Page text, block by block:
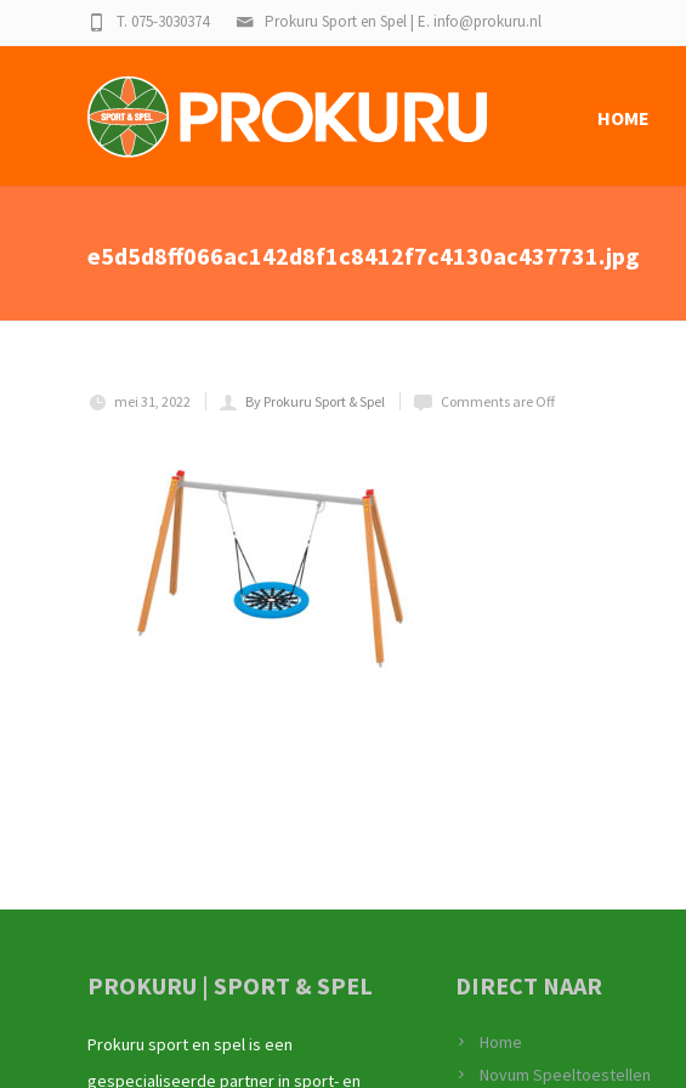
Prokuru Sport en Spel | E. info@prokuru.nl
T. 075-3030374
HOME
e5d5d8ff066ac142d8f1c8412f7c4130ac437731.jpg
mei 31, 2022 By Prokuru Sport & Spel Comments are Off
PROKURU | SPORT & SPEL
Prokuru sport en spel is een
gespecialiseerde partner in sport- en
DIRECT NAAR
Home
Novum Speeltoestellen